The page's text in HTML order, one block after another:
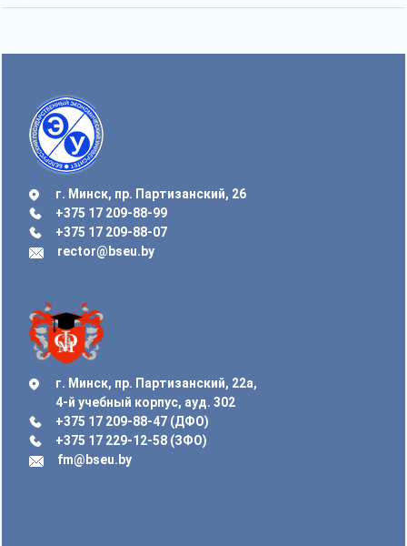
г. Минск, пр. Партизанский, 26
+375 17 209-88-99
+375 17 209-88-07
rector@bseu.by
г. Минск, пр. Партизанский, 22а,
4-й учебный корпус, ауд. 302
+375 17 209-88-47 (ДФО)
+375 17 229-12-58 (ЗФО)
fm@bseu.by